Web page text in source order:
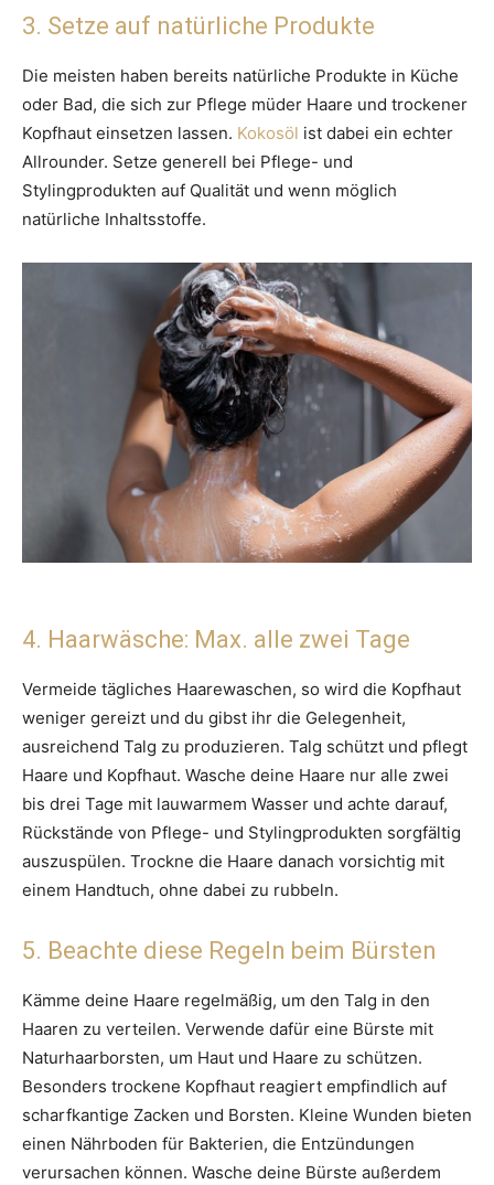
3. Setze auf natürliche Produkte
Die meisten haben bereits natürliche Produkte in Küche
oder Bad, die sich zur Pflege müder Haare und trockener
Kopfhaut einsetzen lassen. Kokosöl ist dabei ein echter
Allrounder. Setze generell bei Pflege- und
Stylingprodukten auf Qualität und wenn möglich
natürliche Inhaltsstoffe.
4. Haarwäsche: Max. alle zwei Tage
Vermeide tägliches Haarewaschen, so wird die Kopfhaut
weniger gereizt und du gibst ihr die Gelegenheit,
ausreichend Talg zu produzieren. Talg schützt und pflegt
Haare und Kopfhaut. Wasche deine Haare nur alle zwei
bis drei Tage mit lauwarmem Wasser und achte darauf,
Rückstände von Pflege- und Stylingprodukten sorgfältig
auszuspülen. Trockne die Haare danach vorsichtig mit
einem Handtuch, ohne dabei zu rubbeln.
5. Beachte diese Regeln beim Bürsten
Kämme deine Haare regelmäßig, um den Talg in den
Haaren zu verteilen. Verwende dafür eine Bürste mit
Naturhaarborsten, um Haut und Haare zu schützen.
Besonders trockene Kopfhaut reagiert empfindlich auf
scharfkantige Zacken und Borsten. Kleine Wunden bieten
einen Nährboden für Bakterien, die Entzündungen
verursachen können. Wasche deine Bürste außerdem